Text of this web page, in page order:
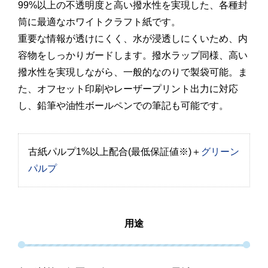
99%以上の不透明度と高い撥水性を実現した、各種封
筒に最適なホワイトクラフト紙です。
重要な情報が透けにくく、水が浸透しにくいため、内
容物をしっかりガードします。撥水ラップ同様、高い
撥水性を実現しながら、一般的なのりで製袋可能。ま
た、オフセット印刷やレーザープリント出力に対応
し、鉛筆や油性ボールペンでの筆記も可能です。
古紙パルプ1%以上配合(最低保証値※)＋ グリーン
パルプ
用途